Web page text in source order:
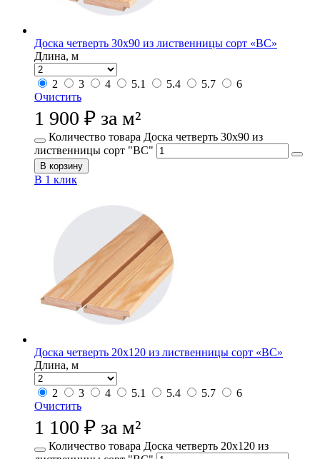
Доска четверть 30х90 из лиственницы сорт «ВС»
Длина, м
2 3 4 5.1 5.4 5.7
6
Очистить
1 900 ₽ за м²
Количество товара Доска четверть 30х90 из
лиственницы сорт "ВС"
В корзину
В 1 клик
Доска четверть 20х120 из лиственницы сорт «ВС»
Длина, м
2 3 4 5.1 5.4 5.7
6
Очистить
1 100 ₽ за м²
Количество товара Доска четверть 20х120 из